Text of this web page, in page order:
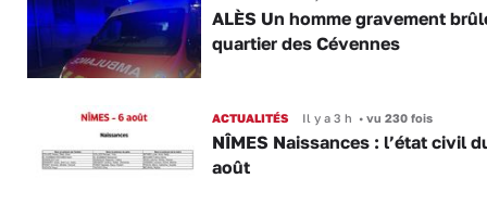
ALÈS Un homme gravement
quartier des Cévennes
ACTUALITÉS Il y a 3 h •vu 230 fois
NÎMES Naissances : l’état civil
août